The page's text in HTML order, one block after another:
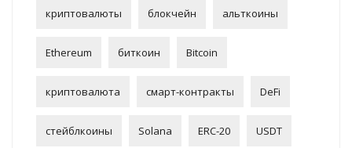
криптовалюты блокчейн альткоины
Ethereum биткоин Bitcoin
криптовалюта смарт-контракты DeFi
стейблкоины Solana ERC-20 USDT